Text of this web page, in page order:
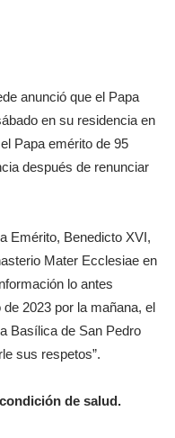
anunció que el Papa
en su residencia en
Papa emérito de 95
después de renunciar
Emérito, Benedicto XVI,
Mater Ecclesiae en
lo antes
2023 por la mañana, el
Basílica de San Pedro
sus respetos”.
de salud.